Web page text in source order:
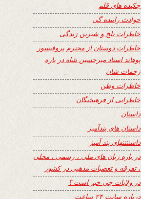
چکیده های قلم
حوادث راننده گی
خاطرات تلخ و شیرین زندگی
خاطرات دوستان از محترم پروفیسور
پوهاند استاد میرحسین شاه در باره
زحمات شان
خاطرات وطن
خاطراتی از فرهیختگان
داستان
داستان های پندآمیز
داستنتنهای پند آمیز
در باره زبان های ملی ، رسمی ، محلی
، تفرقه و تعصبات مذهبی در کشور
در ولایات چی خبر است ؟
درباره سایت ۲۴ ساعت